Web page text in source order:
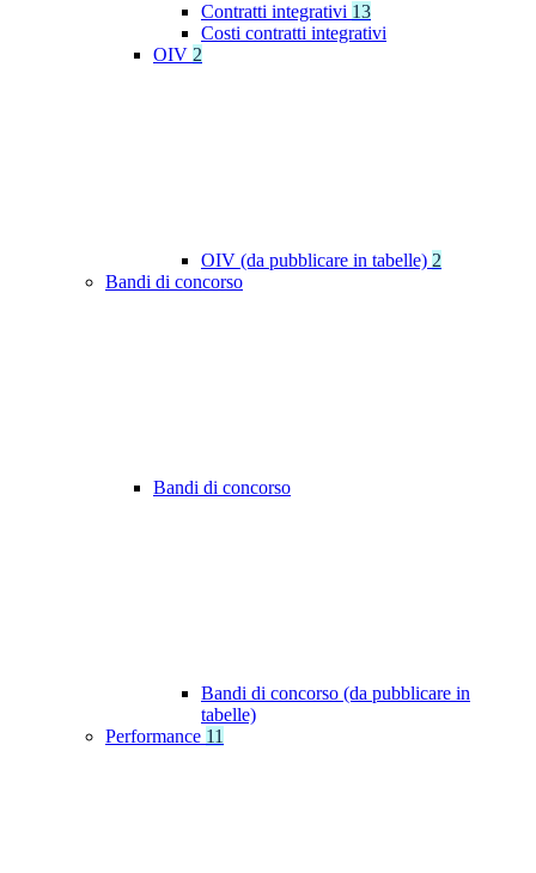
Contratti integrativi 13
Costi contratti integrativi
OIV 2
OIV (da pubblicare in tabelle) 2
Bandi di concorso
Bandi di concorso
Bandi di concorso (da pubblicare in
tabelle)
Performance 11